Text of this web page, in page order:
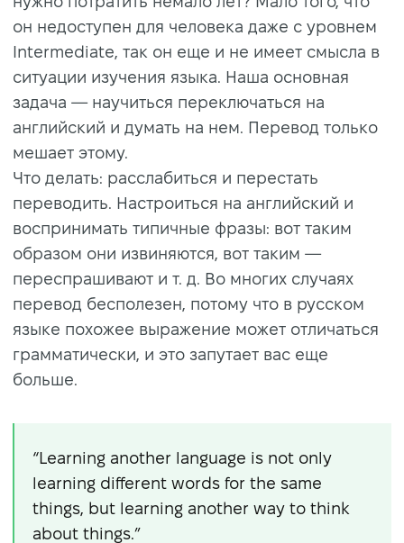
он недоступен для человека даже с уровнем
Intermediate, так он еще и не имеет смысла в
ситуации изучения языка. Наша основная
задача — научиться переключаться на
английский и думать на нем. Перевод только
мешает этому.
Что делать: расслабиться и перестать
переводить. Настроиться на английский и
воспринимать типичные фразы: вот таким
образом они извиняются, вот таким —
переспрашивают и т. д. Во многих случаях
перевод бесполезен, потому что в русском
языке похожее выражение может отличаться
грамматически, и это запутает вас еще
больше.
“Learning another language is not only
learning different words for the same
things, but learning another way to think
about things.”